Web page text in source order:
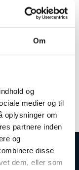
Om
og
medier og til
oplysninger om
partnere inden
og
disse
dem, eller som
i
med, at
dermed